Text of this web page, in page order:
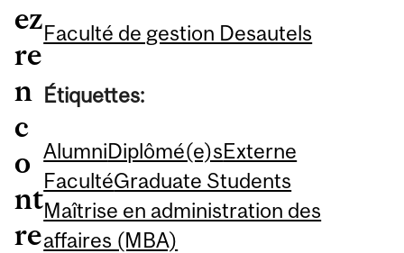
ez
re
n
c
o
nt
re
Faculté de gestion Desautels
Étiquettes:
AlumniDiplômé(e)sExterne
FacultéGraduate Students
Maîtrise en administration des
affaires (MBA)